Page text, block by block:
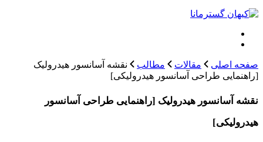
صفحه اصلی مقالات مطالب
نقشه آسانسور هیدرولیک
[راهنمایی طراحی آسانسور هیدرولیکی]
نقشه آسانسور هیدرولیک [راهنمایی طراحی آسانسور
هیدرولیکی]